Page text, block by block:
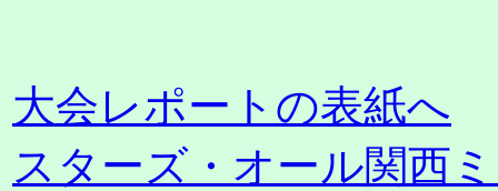
大会レポートの表紙へ
スターズ・オール関西